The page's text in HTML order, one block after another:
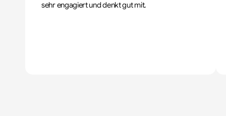
sehr engagiert und denkt gut mit.